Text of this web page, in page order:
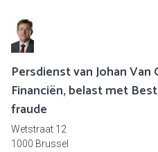
Persdienst van Johan
Financiën, belast met
fraude
Wetstraat 12
1000 Brussel